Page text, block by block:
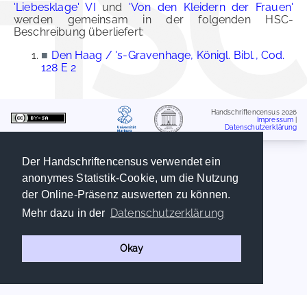
Der Handschriftencensus verwendet ein
anonymes Statistik-Cookie, um die Nutzung
der Online-Präsenz auswerten zu können.
Mehr dazu in der Datenschutzerklärung
Okay
'Liebesklage' VI und 'Von den Kleidern der Frauen'
werden gemeinsam in der folgenden HSC-
Beschreibung überliefert:
■ Den Haag / 's-Gravenhage, Königl. Bibl., Cod.
128 E 2
Handschriftencensus 2026
Impressum
Datenschutzerklärung